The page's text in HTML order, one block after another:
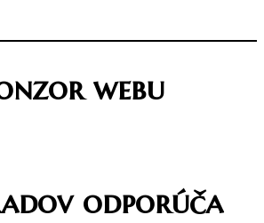
webu
odporúča